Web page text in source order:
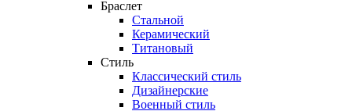
Браслет
Стальной
Керамический
Титановый
Стиль
Классический стиль
Дизайнерские
Военный стиль